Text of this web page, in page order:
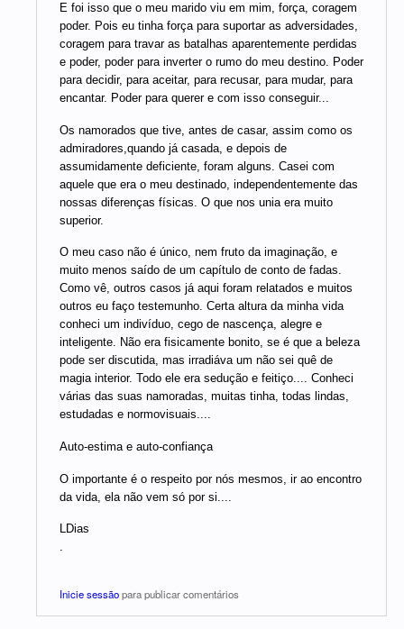
E foi isso que o meu marido viu em mim, força, coragem
poder. Pois eu tinha força para suportar as adversidades,
coragem para travar as batalhas aparentemente perdidas
e poder, poder para inverter o rumo do meu destino. Poder
para decidir, para aceitar, para recusar, para mudar, para
encantar. Poder para querer e com isso conseguir...
Os namorados que tive, antes de casar, assim como os
admiradores,quando já casada, e depois de
assumidamente deficiente, foram alguns. Casei com
aquele que era o meu destinado, independentemente das
nossas diferenças físicas. O que nos unia era muito
superior.
O meu caso não é único, nem fruto da imaginação, e
muito menos saído de um capítulo de conto de fadas.
Como vê, outros casos já aqui foram relatados e muitos
outros eu faço testemunho. Certa altura da minha vida
conheci um indivíduo, cego de nascença, alegre e
inteligente. Não era fisicamente bonito, se é que a beleza
pode ser discutida, mas irradiáva um não sei quê de
magia interior. Todo ele era sedução e feitiço.... Conheci
várias das suas namoradas, muitas tinha, todas lindas,
estudadas e normovisuais....
Auto-estima e auto-confiança
O importante é o respeito por nós mesmos, ir ao encontro
da vida, ela não vem só por si....
LDias
.
Inicie sessãopara publicar comentários